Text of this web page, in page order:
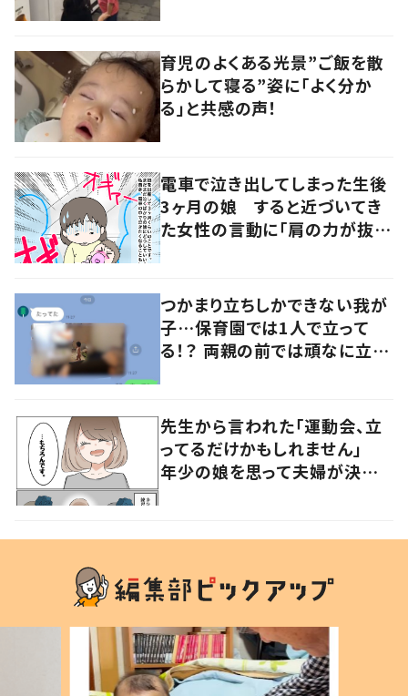
育児のよくある光景”ご飯を散
らかして寝る”姿に「よく分か
る」と共感の声！
電車で泣き出してしまった生後
3ヶ月の娘 すると近づいてき
た女性の言動に「肩の力が抜け
つかまり立ちしかできない我が
子…保育園では1人で立って
る！？ 両親の前では頑なに立た
先生から言われた「運動会、立
ってるだけかもしれません」
年少の娘を思って夫婦が決め